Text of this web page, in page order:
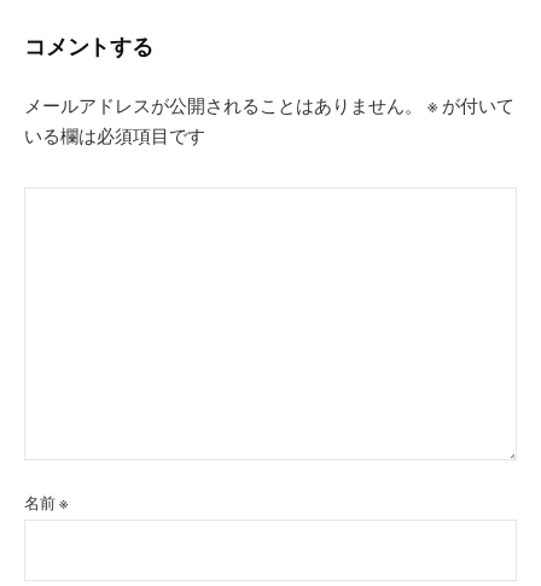
ン
コメントする
メールアドレスが公開されることはありません。 ※ が付いて
いる欄は必須項目です
名前※